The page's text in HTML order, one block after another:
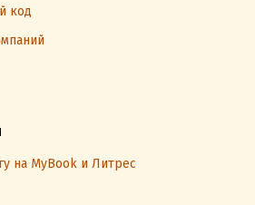
код
на MyBook и Литрес